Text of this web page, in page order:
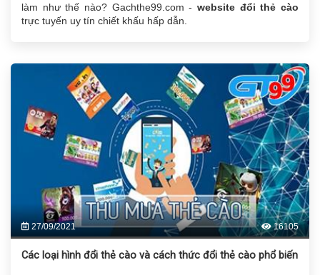
làm như thế nào? Gachthe99.com - website đổi thẻ cào
trực tuyến uy tín chiết khấu hấp dẫn.
27/09/2021 16105
Các loại hình đổi thẻ cào và cách thức đổi thẻ cào phổ biến